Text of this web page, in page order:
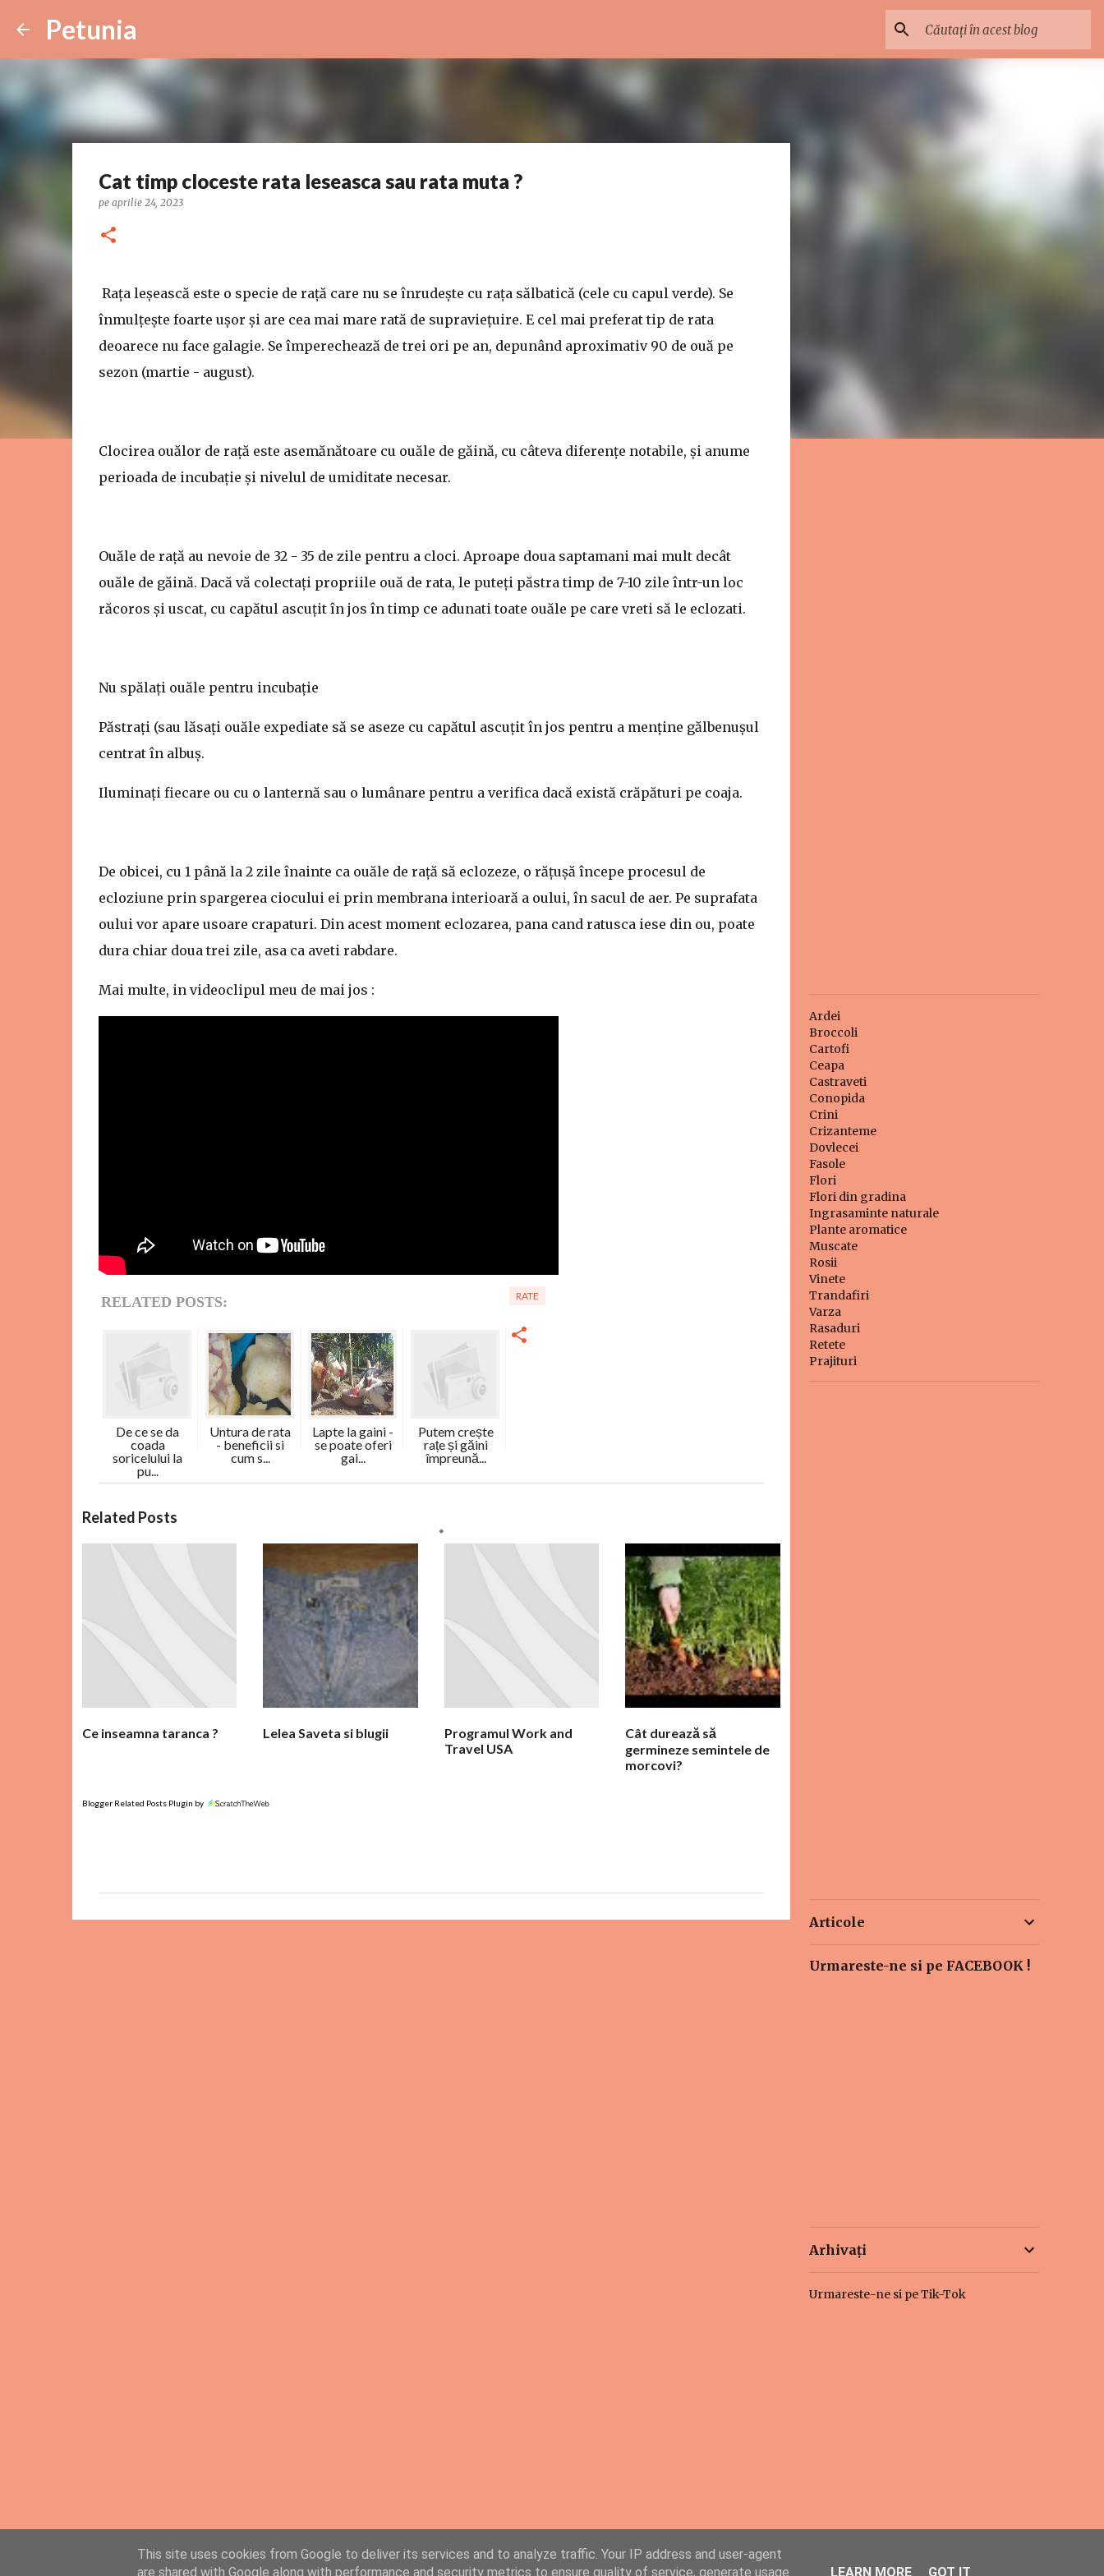
Petunia
Cat timp cloceste rata leseasca sau rata muta ?
pe aprilie 24, 2023
Rața leșească este o specie de rață care nu se înrudește cu rața sălbatică (cele cu capul verde). Se
înmulțește foarte ușor și are cea mai mare rată de supraviețuire. E cel mai preferat tip de rata
deoarece nu face galagie. Se împerechează de trei ori pe an, depunând aproximativ 90 de ouă pe
sezon (martie - august).
Clocirea ouălor de rață este asemănătoare cu ouăle de găină, cu câteva diferențe notabile, și anume
perioada de incubație și nivelul de umiditate necesar.
Ouăle de rață au nevoie de 32 - 35 de zile pentru a cloci. Aproape doua saptamani mai mult decât
ouăle de găină. Dacă vă colectați propriile ouă de rata, le puteți păstra timp de 7-10 zile într-un loc
răcoros și uscat, cu capătul ascuțit în jos în timp ce adunati toate ouăle pe care vreti să le eclozati.
Nu spălați ouăle pentru incubație
Păstrați (sau lăsați ouăle expediate să se aseze cu capătul ascuțit în jos pentru a menține gălbenușul
centrat în albuș.
Iluminați fiecare ou cu o lanternă sau o lumânare pentru a verifica dacă există crăpături pe coaja.
De obicei, cu 1 până la 2 zile înainte ca ouăle de rață să eclozeze, o rățușă începe procesul de
ecloziune prin spargerea ciocului ei prin membrana interioară a oului, în sacul de aer. Pe suprafata
oului vor apare usoare crapaturi. Din acest moment eclozarea, pana cand ratusca iese din ou, poate
dura chiar doua trei zile, asa ca aveti rabdare.
Mai multe, in videoclipul meu de mai jos :
RELATED POSTS:
De ce se da
coada
soricelului la
pu...
Untura de rata
- beneficii si
cum s...
Lapte la gaini -
se poate oferi
gai...
Putem crește
rațe și găini
împreună...
RATE
Related Posts
Ce inseamna taranca ? Lelea Saveta si blugii
Programul Work and
Travel USA
Cât durează să
germineze semintele de
morcovi?
Blogger Related Posts Plugin by
C
t
a
Ardei
Broccoli
Cartofi
Ceapa
Castraveti
Conopida
Crini
Crizanteme
Dovlecei
Fasole
Flori
Flori din gradina
Ingrasaminte naturale
Plante aromatice
Muscate
Rosii
Vinete
Trandafiri
Varza
Rasaduri
Retete
Prajituri
Articole
Urmareste-ne si pe FACEBOOK !
Arhivați
Urmareste-ne si pe Tik-Tok
- FREE Website Submission
This site uses cookies from Google to deliver its services and to analyze traffic. Your IP address and user-agent
are shared with Google along with performance and security metrics to ensure quality of service, generate usage
LEARN MORE GOT IT